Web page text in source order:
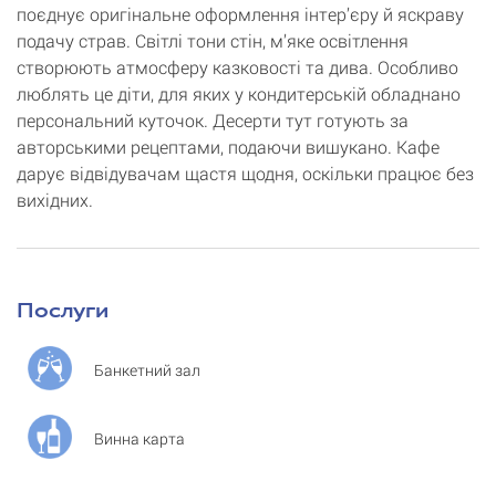
поєднує оригінальне оформлення інтер’єру й яскраву
подачу страв. Світлі тони стін, м’яке освітлення
створюють атмосферу казковості та дива. Особливо
люблять це діти, для яких у кондитерській обладнано
персональний куточок. Десерти тут готують за
авторськими рецептами, подаючи вишукано. Кафе
дарує відвідувачам щастя щодня, оскільки працює без
вихідних.
Послуги
Банкетний зал
Винна карта